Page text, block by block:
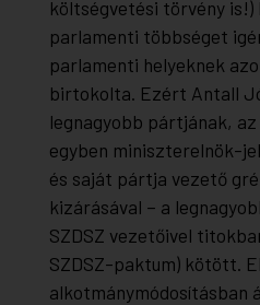
költségvetési törvény is!)
parlamenti többséget
parlamenti helyeknek
birtokolta. Ezért Antall
legnagyobb pártjának,
egyben miniszterelnök-
és saját pártja vezető
kizárásával – a
SZDSZ vezetőivel
SZDSZ-paktum) kötött.
alkotmánymódosításban